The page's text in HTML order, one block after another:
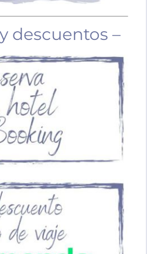
descuentos –